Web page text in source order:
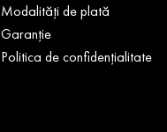
Modalități de plată
Garanție
Politica de confidențialitate